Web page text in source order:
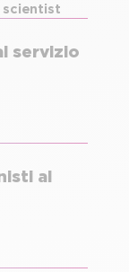
scientist
servizio
al